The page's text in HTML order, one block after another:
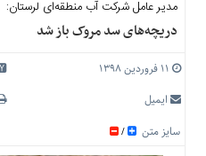
درباره
منوی
مدیر عامل شرکت آب منطقه‌ای لرستان:
دریچه‌های سد مروک باز شد
۱۱ فروردین ۱۳۹۸
ایمیل
سایز متن
/